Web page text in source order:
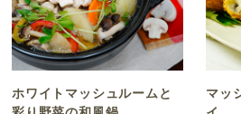
ホワイトマッシュルームと
マッ